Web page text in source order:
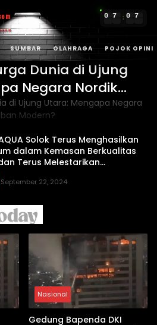
0 7 : 0 7
SUMBAR OLAHRAGA POJOK OPINI
Dunia di Ujung
Negara Nordik
Modern?
Solok Terus Menghasilkan
dalam Kemasan Berkualitas
Terus Melestarikan
September 22, 2024
Nasional
Gedung Bapenda DKI